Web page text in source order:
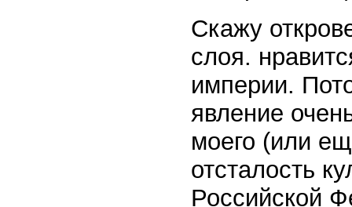
Скажу
слоя.
империи.
явление
моего (или
отсталость
Российской